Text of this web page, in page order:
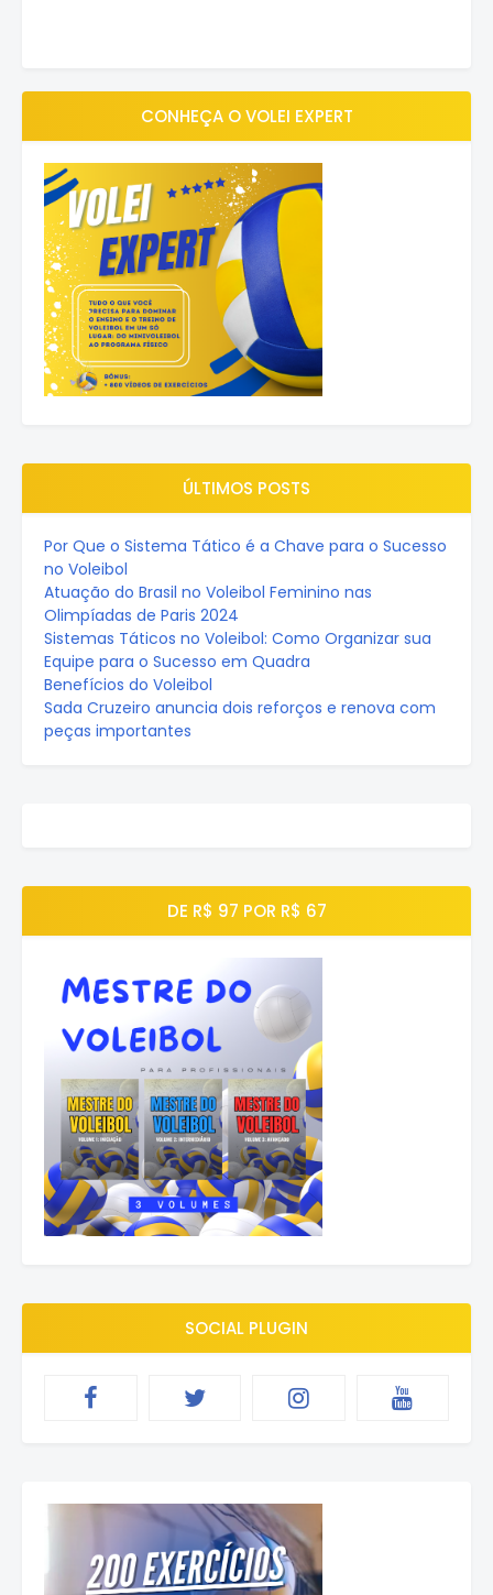
CONHEÇA O VOLEI EXPERT
ÚLTIMOS POSTS
Por Que o Sistema Tático é a Chave para o Sucesso
no Voleibol
Atuação do Brasil no Voleibol Feminino nas
Olimpíadas de Paris 2024
Sistemas Táticos no Voleibol: Como Organizar sua
Equipe para o Sucesso em Quadra
Benefícios do Voleibol
Sada Cruzeiro anuncia dois reforços e renova com
peças importantes
DE R$ 97 POR R$ 67
SOCIAL PLUGIN